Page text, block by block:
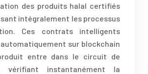
des produits halal certifiés
intégralement les processus
Ces contrats intelligents
automatiquement sur blockchain
entre dans le circuit de
vérifiant instantanément la